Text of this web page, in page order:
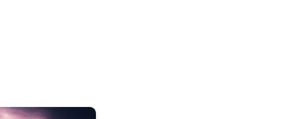
to gange. Lynhurtige facts om lyn. . .